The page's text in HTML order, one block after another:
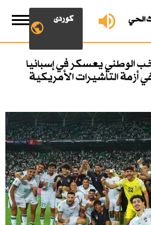
الحي کوردی
الوطني يعسكر في إسبانيا
أزمة التأشيرات الأمريكية